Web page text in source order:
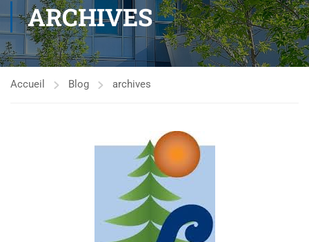
ARCHIVES
Accueil Blog archives